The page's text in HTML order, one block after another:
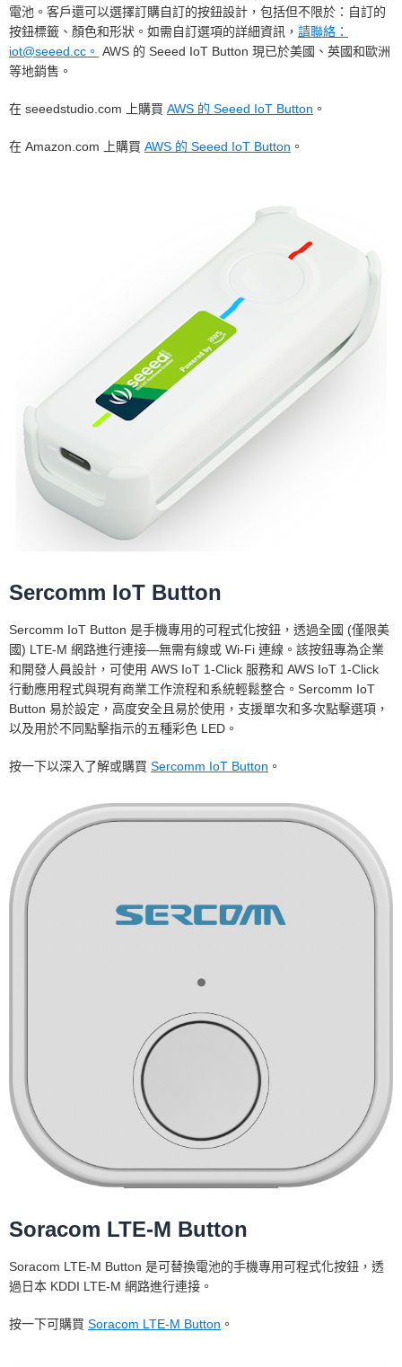
電池。客戶還可以選擇訂購自訂的按鈕設計，包括但不限於：自訂的
按鈕標籤、顏色和形狀。如需自訂選項的詳細資訊， 請聯絡：
iot@seeed.cc。 AWS 的 Seeed IoT Button 現已於美國、英國和歐洲
等地銷售。
在 seeedstudio.com 上購買 AWS 的 Seeed IoT Button 。
在 Amazon.com 上購買 AWS 的 Seeed IoT Button 。
Sercomm IoT Button
Sercomm IoT Button 是手機專用的可程式化按鈕，透過全國 (僅限美
國) LTE-M 網路進行連接—無需有線或 Wi-Fi 連線。該按鈕專為企業
和開發人員設計，可使用 AWS IoT 1-Click 服務和 AWS IoT 1-Click
行動應用程式與現有商業工作流程和系統輕鬆整合。Sercomm IoT
Button 易於設定，高度安全且易於使用，支援單次和多次點擊選項，
以及用於不同點擊指示的五種彩色 LED。
按一下以深入了解或購買 Sercomm IoT Button 。
Soracom LTE-M Button
Soracom LTE-M Button 是可替換電池的手機專用可程式化按鈕，透
過日本 KDDI LTE-M 網路進行連接。
按一下可購買 Soracom LTE-M Button 。